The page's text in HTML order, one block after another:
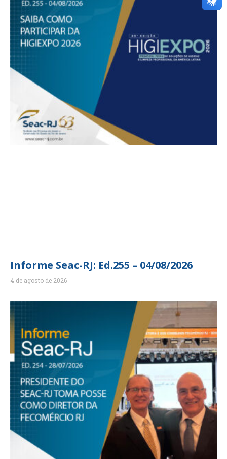
Informe Seac-RJ: Ed.255 – 04/08/2026
4 de agosto de 2026